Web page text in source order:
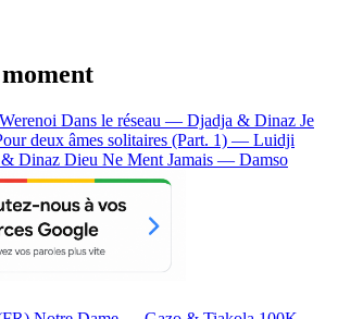
Dans le réseau — Djadja & Dinaz Je
deux âmes solitaires (Part. 1) — Luidji
Dinaz Dieu Ne Ment Jamais — Damso